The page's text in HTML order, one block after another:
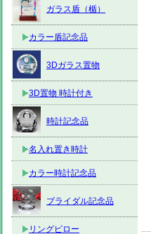
ガラス盾（楯）
カラー盾記念品
3Dガラス置物
3D置物 時計付き
時計記念品
名入れ置き時計
カラー時計記念品
ブライダル記念品
リングピロー